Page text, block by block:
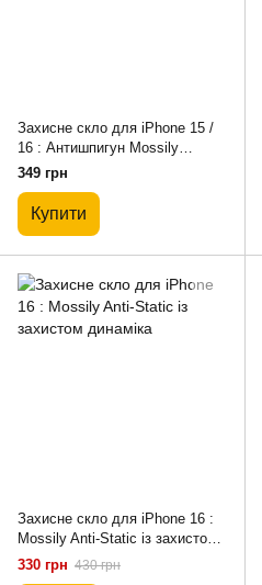
Захисне скло для iPhone 15 /
16 : Антишпигун Mossily
Privacy
349 грн
Купити
Захисне скло для iPhone 16 :
Mossily Anti-Static із захистом
динаміка
330 грн 430 грн